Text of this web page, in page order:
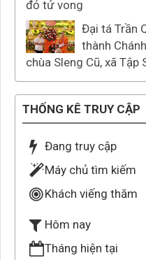
đỏ tử vong
Đại tá Trần
thành
chùa Sleng Cũ, xã Tập
THỐNG KÊ TRUY CẬP
Đang truy cập
Máy chủ tìm kiếm
Khách viếng thăm
Hôm nay
Tháng hiện tại